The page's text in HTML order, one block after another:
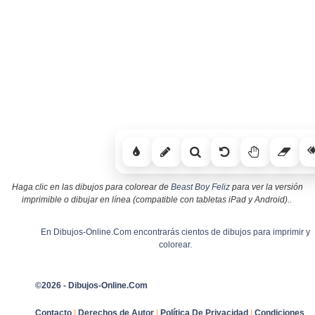
Haga clic en las dibujos para colorear de Beast Boy Feliz para ver la versión
imprimible o dibujar en línea (compatible con tabletas iPad y Android)..
En Dibujos-Online.Com encontrarás cientos de dibujos para imprimir y
colorear.
©2026 - Dibujos-Online.Com